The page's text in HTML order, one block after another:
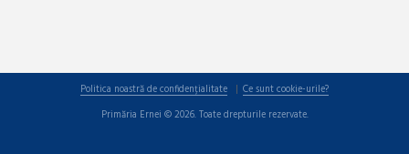
Politica noastră de confidențialitate
Ce sunt cookie-urile?
Primăria Ernei © 2026. Toate drepturile rezervate.